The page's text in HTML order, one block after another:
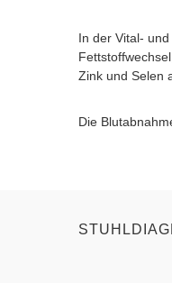
In der Vital-
Zink und Selen
Die